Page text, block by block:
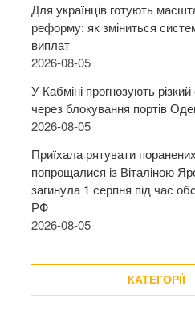
Для українців готують
реформу: як зміниться
виплат
2026-08-05
У Кабміні прогнозують
через блокування портів
2026-08-05
Приїхала рятувати
попрощалися із Віталіною
загинула 1 серпня під час
РФ
2026-08-05
КАТЕГОРІЇ